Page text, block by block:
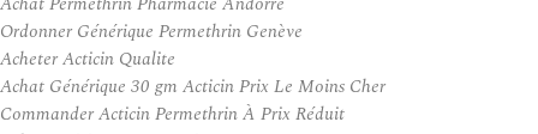
Ordonner Générique Permethrin Genève
Acheter Acticin Qualite
Achat Générique 30 gm Acticin Prix Le Moins Cher
Commander Acticin Permethrin À Prix Réduit